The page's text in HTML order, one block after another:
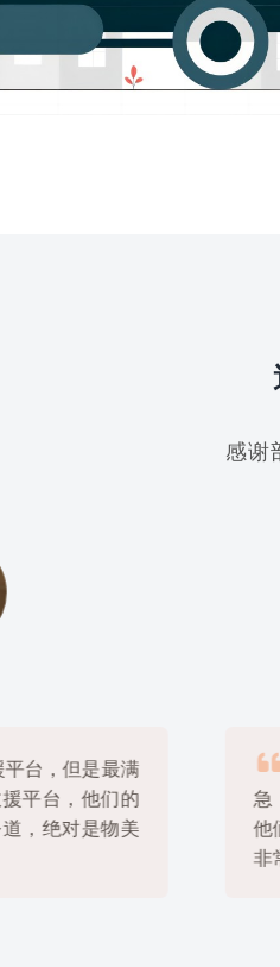
感谢
台，但是最满
平台，他们的
，绝对是物美
急
他
非